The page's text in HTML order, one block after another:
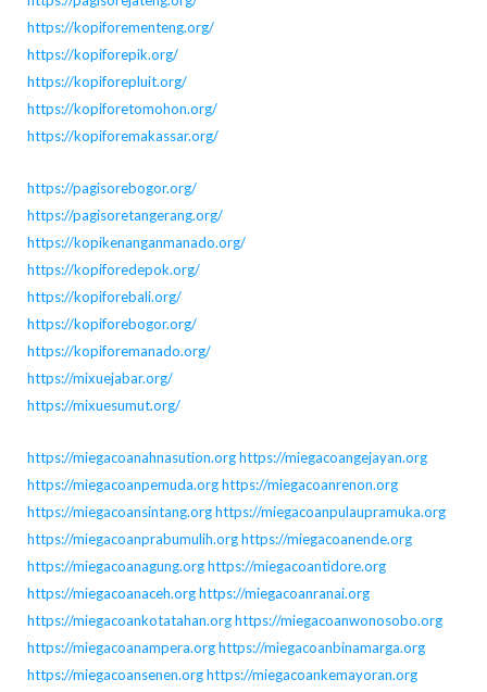
https://kopiforementeng.org/
https://kopiforepik.org/
https://kopiforepluit.org/
https://kopiforetomohon.org/
https://kopiforemakassar.org/
https://pagisorebogor.org/
https://pagisoretangerang.org/
https://kopikenanganmanado.org/
https://kopiforedepok.org/
https://kopiforebali.org/
https://kopiforebogor.org/
https://kopiforemanado.org/
https://mixuejabar.org/
https://mixuesumut.org/
https://miegacoanahnasution.orghttps://miegacoangejayan.org
https://miegacoanpemuda.orghttps://miegacoanrenon.org
https://miegacoansintang.orghttps://miegacoanpulaupramuka.org
https://miegacoanprabumulih.orghttps://miegacoanende.org
https://miegacoanagung.orghttps://miegacoantidore.org
https://miegacoanaceh.orghttps://miegacoanranai.org
https://miegacoankotatahan.orghttps://miegacoanwonosobo.org
https://miegacoanampera.orghttps://miegacoanbinamarga.org
https://miegacoansenen.orghttps://miegacoankemayoran.org